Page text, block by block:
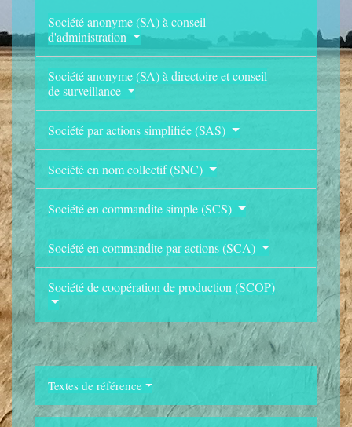
Société anonyme (SA) à conseil
d'administration
Société anonyme (SA) à directoire et conseil
de surveillance
Société par actions simplifiée (SAS)
Société en nom collectif (SNC)
Société en commandite simple (SCS)
Société en commandite par actions (SCA)
Société de coopération de production (SCOP)
Textes de référence